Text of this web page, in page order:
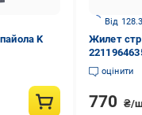
K
Від
Жилет
оцінити
770 ₴/